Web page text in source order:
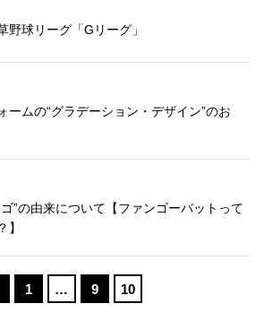
野球リーグ「Gリーグ」
ームの“グラデーション・デザイン”のお
”の由来について【ファンゴーバットって
】
1 … 9 10